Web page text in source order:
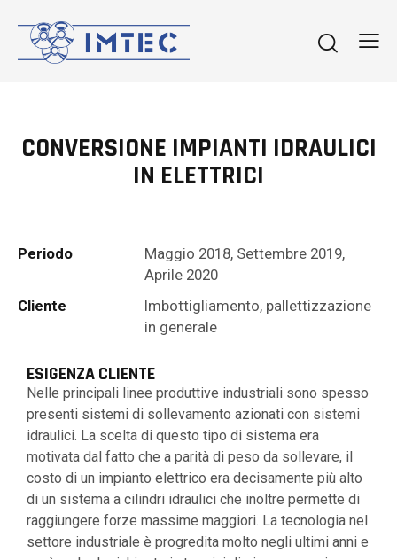
CONVERSIONE IMPIANTI IDRAULICI
IN ELETTRICI
Periodo
Maggio 2018, Settembre 2019,
Aprile 2020
Cliente
Imbottigliamento, pallettizzazione
in generale
ESIGENZA CLIENTE
Nelle principali linee produttive industriali sono spesso
presenti sistemi di sollevamento azionati con sistemi
idraulici. La scelta di questo tipo di sistema era
motivata dal fatto che a parità di peso da sollevare, il
costo di un impianto elettrico era decisamente più alto
di un sistema a cilindri idraulici che inoltre permette di
raggiungere forze massime maggiori. La tecnologia nel
settore industriale è progredita molto negli ultimi anni e